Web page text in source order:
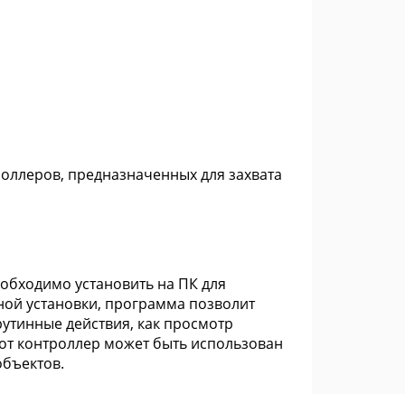
предназначенных для захвата
установить на ПК для
установки, программа позволит
действия, как просмотр
контроллер может быть использован